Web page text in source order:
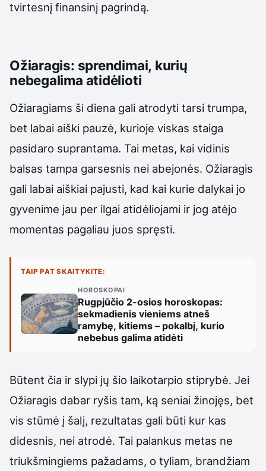
tvirtesnį finansinį pagrindą.
Ožiaragis: sprendimai, kurių
nebegalima atidėlioti
Ožiaragiams ši diena gali atrodyti tarsi trumpa,
bet labai aiški pauzė, kurioje viskas staiga
pasidaro suprantama. Tai metas, kai vidinis
balsas tampa garsesnis nei abejonės. Ožiaragis
gali labai aiškiai pajusti, kad kai kurie dalykai jo
gyvenime jau per ilgai atidėliojami ir jog atėjo
momentas pagaliau juos spręsti.
TAIP PAT SKAITYKITE:
HOROSKOPAI
Rugpjūčio 2-osios horoskopas:
sekmadienis vieniems atneš
ramybę, kitiems – pokalbį, kurio
nebebus galima atidėti
Būtent čia ir slypi jų šio laikotarpio stiprybė. Jei
Ožiaragis dabar ryšis tam, ką seniai žinojęs, bet
vis stūmė į šalį, rezultatas gali būti kur kas
didesnis, nei atrodė. Tai palankus metas ne
triukšmingiems pažadams, o tyliam, brandžiam